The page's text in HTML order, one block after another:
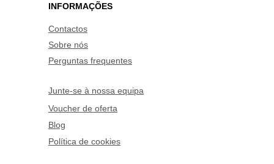
INFORMAÇÕES
Contactos
Sobre nós
Perguntas frequentes
Junte-se à nossa equipa
Voucher de oferta
Blog
Política de cookies